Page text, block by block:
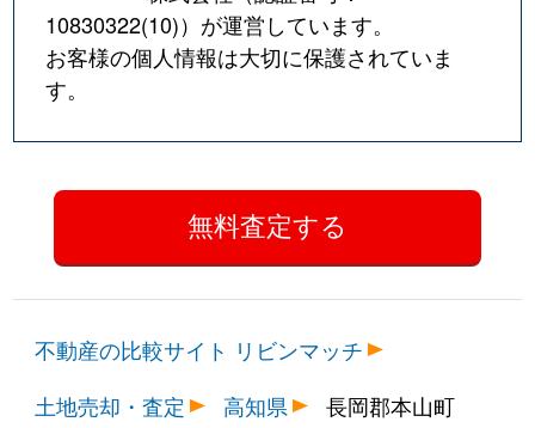
10830322(10)）が運営しています。
お客様の個人情報は大切に保護されていま
す。
不動産の比較サイト リビンマッチ
土地売却・査定
高知県 長岡郡本山町